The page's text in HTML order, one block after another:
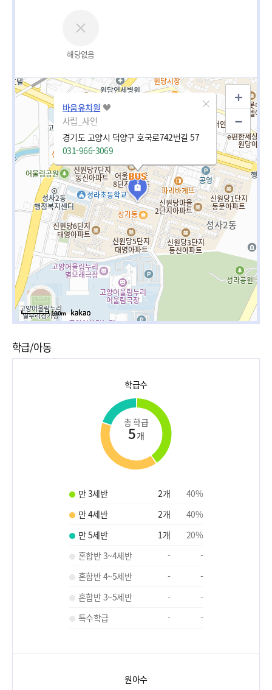
해당없음
바움유치원
사립_사인
경기도 고양시 덕양구 호국로742번길 57
031-966-3069
100m
학급/아동
학급수
총 학급
5개
만 3세반 2개 40%
만 4세반
2개 40%
만 5세반
1개 20%
혼합반 3~4세반
-
-
혼합반 4~5세반
-
-
혼합반 3~5세반
-
-
특수학급
- -
원아수